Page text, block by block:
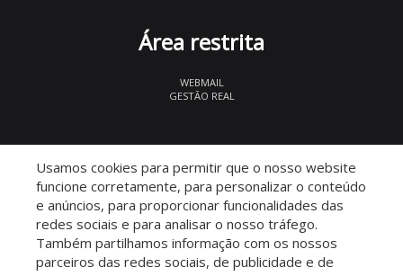
Área restrita
WEBMAIL
GESTÃO REAL
Usamos cookies para permitir que o nosso website
funcione corretamente, para personalizar o conteúdo
e anúncios, para proporcionar funcionalidades das
redes sociais e para analisar o nosso tráfego.
Também partilhamos informação com os nossos
parceiros das redes sociais, de publicidade e de